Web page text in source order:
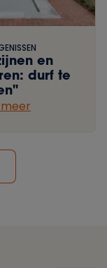
en
durf te